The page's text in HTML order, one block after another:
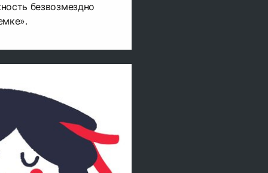
безвозмездно